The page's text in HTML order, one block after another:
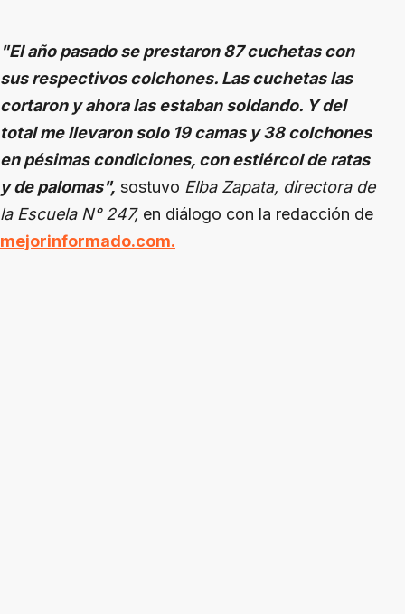
"El año pasado se prestaron 87 cuchetas con
sus respectivos colchones. Las cuchetas las
cortaron y ahora las estaban soldando. Y del
total me llevaron solo 19 camas y 38 colchones
en pésimas condiciones, con estiércol de ratas
y de palomas", sostuvo Elba Zapata, directora de
la Escuela N° 247, en diálogo con la redacción de
mejorinformado.com.